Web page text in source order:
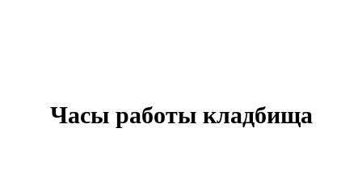
Часы работы кладбища